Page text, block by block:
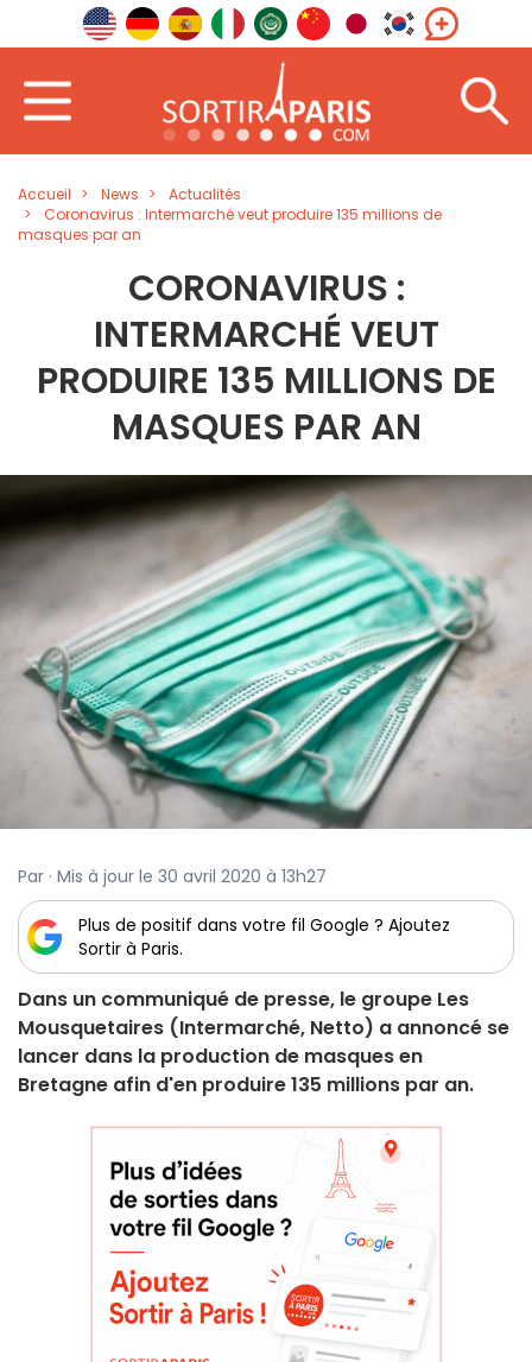
Accueil News
Actualités
Coronavirus : Intermarché veut produire 135 millions de
masques par an
CORONAVIRUS :
INTERMARCHÉ VEUT
PRODUIRE 135 MILLIONS DE
MASQUES PAR AN
Par · Mis à jour le 30 avril 2020 à 13h27
Plus de positif dans votre fil Google ? Ajoutez
Sortir à Paris.
Dans un communiqué de presse, le groupe Les
Mousquetaires (Intermarché, Netto) a annoncé se
lancer dans la production de masques en
Bretagne afin d'en produire 135 millions par an.